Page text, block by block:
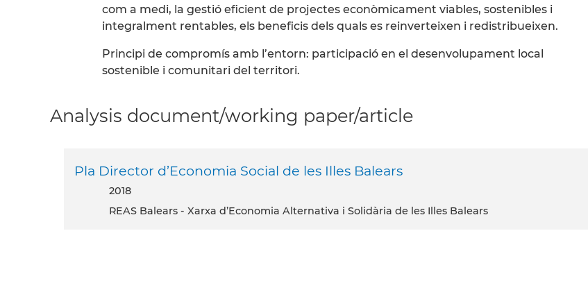
com a medi, la gestió eficient de projectes econòmicament viables, sostenibles i
integralment rentables, els beneficis dels quals es reinverteixen i redistribueixen.
Principi de compromís amb l’entorn: participació en el desenvolupament local
sostenible i comunitari del territori.
Analysis document/working paper/article
Pla Director d’Economia Social de les Illes Balears
2018
REAS Balears - Xarxa d’Economia Alternativa i Solidària de les Illes Balears